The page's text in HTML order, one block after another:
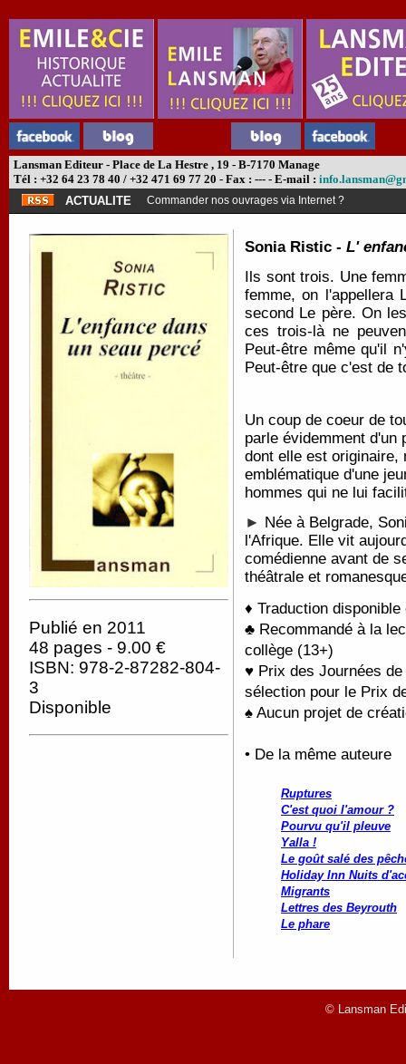
Lansman Editeur - Place de La Hestre , 19 - B-7170 Manage
Tél : +32 64 23 78 40 / +32 471 69 77 20 - Fax : --- - E-mail :
ACTUALITE
Commander nos ouvrages via Internet ?
Publié en 2011
48 pages - 9.00 €
ISBN: 978-2-87282-804-
3
Disponible
Sonia Ristic - L'
Ils sont trois. Une
femme, on l'appellera
second Le père. On
ces trois-là ne
Peut-être même qu'il
Peut-être que c'est de
Un coup de coeur de
parle évidemment d'un
dont elle est
emblématique d'une
hommes qui ne lui
► Née à Belgrade,
l'Afrique. Elle vit
comédienne avant de
théâtrale et
♦ Traduction
♣ Recommandé à la
collège (13+)
♥ Prix des Journées
sélection pour le Prix
♠ Aucun projet de
• De la même auteure
Ruptures
C'est quoi l'amour ?
Pourvu qu'il pleuve
Yalla !
Le goût salé des
Holiday Inn Nuits
Migrants
Lettres des Beyrouth
Le phare
© Lansman